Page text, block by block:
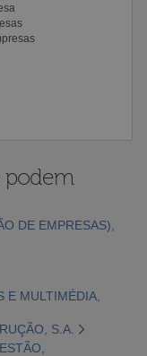
podem
DE EMPRESAS),
E MULTIMÉDIA,
S.A.